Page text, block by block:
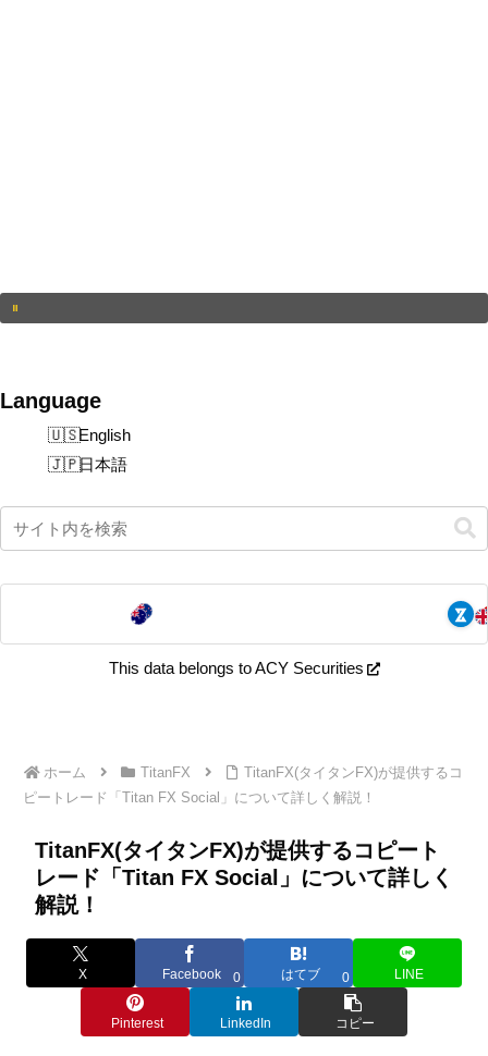
Language
English
日本語
This data belongs to ACY Securities
ホーム TitanFX
TitanFX(タイタンFX)が提供するコ
ピートレード「Titan FX Social」について詳しく解説！
TitanFX(タイタンFX)が提供するコピート
レード「Titan FX Social」について詳しく
解説！
X Facebook 0 はてブ 0 LINE
Pinterest LinkedIn コピー